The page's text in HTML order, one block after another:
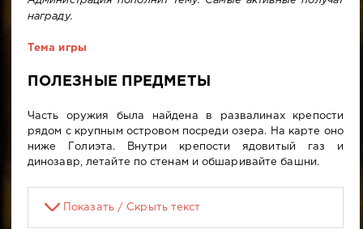
награду.
Тема игры
ПОЛЕЗНЫЕ ПРЕДМЕТЫ
Часть оружия была найдена в развалинах крепости
рядом с крупным островом посреди озера. На карте оно
ниже Голиэта. Внутри крепости ядовитый газ и
динозавр, летайте по стенам и обшаривайте башни.
Показать / Скрыть текст